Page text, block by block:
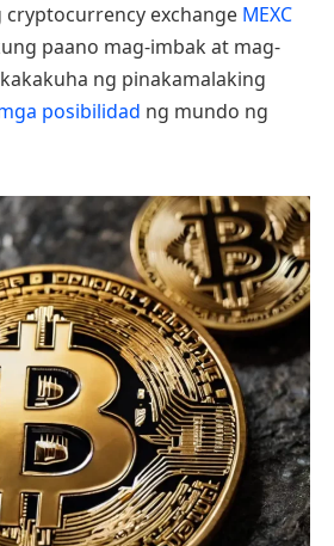
exchange MEXC
paano mag-imbak at mag-
ng pinakamalaking
posibilidad ng mundo ng